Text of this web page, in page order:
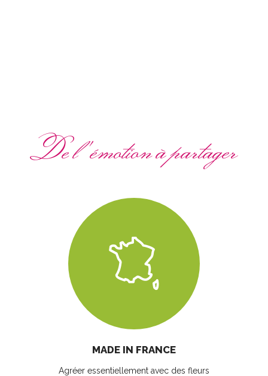
De l'émotion à partager
MADE IN FRANCE
Agréer essentiellement avec des fleurs